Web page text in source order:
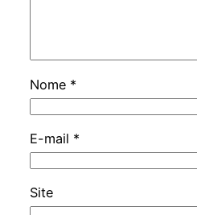
Nome *
E-mail *
Site